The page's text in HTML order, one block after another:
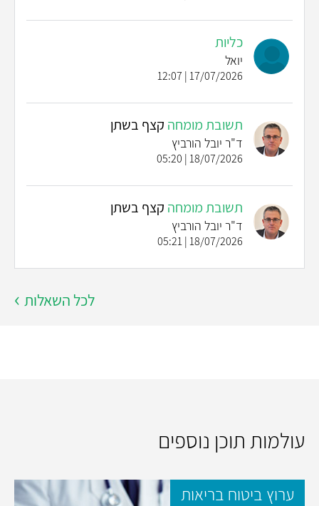
כליות
יואל
17/07/2026 | 12:07
תשובת מומחה קצף בשתן
ד"ר יובל הורביץ
18/07/2026 | 05:20
תשובת מומחה קצף בשתן
ד"ר יובל הורביץ
18/07/2026 | 05:21
לכל השאלות
עולמות תוכן נוספים
ערוץ ביטוח בריאות